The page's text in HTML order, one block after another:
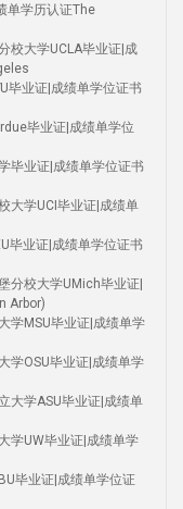
单学历认证The
校大学UCLA毕业证|成
毕业证|成绩单学位证书
毕业证|成绩单学位
毕业证|成绩单学位证书
大学UCI毕业证|成绩单
毕业证|成绩单学位证书
分校大学UMich毕业证|
Arbor)
学MSU毕业证|成绩单学
学OSU毕业证|成绩单学
大学ASU毕业证|成绩单
学UW毕业证|成绩单学
毕业证|成绩单学位证